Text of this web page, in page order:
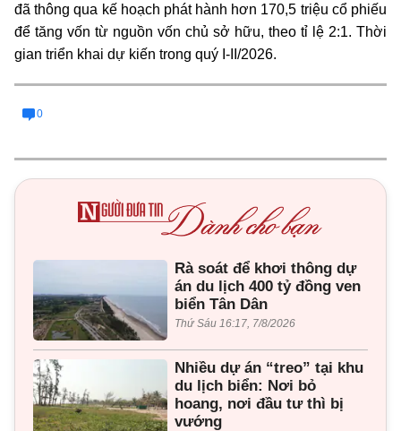
đã thông qua kế hoạch phát hành hơn 170,5 triệu cổ phiếu
để tăng vốn từ nguồn vốn chủ sở hữu, theo tỉ lệ 2:1. Thời
gian triển khai dự kiến trong quý I - II/2026.
0
Rà soát để khơi thông dự
án du lịch 400 tỷ đồng ven
biển Tân Dân
Thứ Sáu 16:17, 7/8/2026
Nhiều dự án “treo” tại khu
du lịch biển: Nơi bỏ
hoang, nơi đầu tư thì bị
vướng